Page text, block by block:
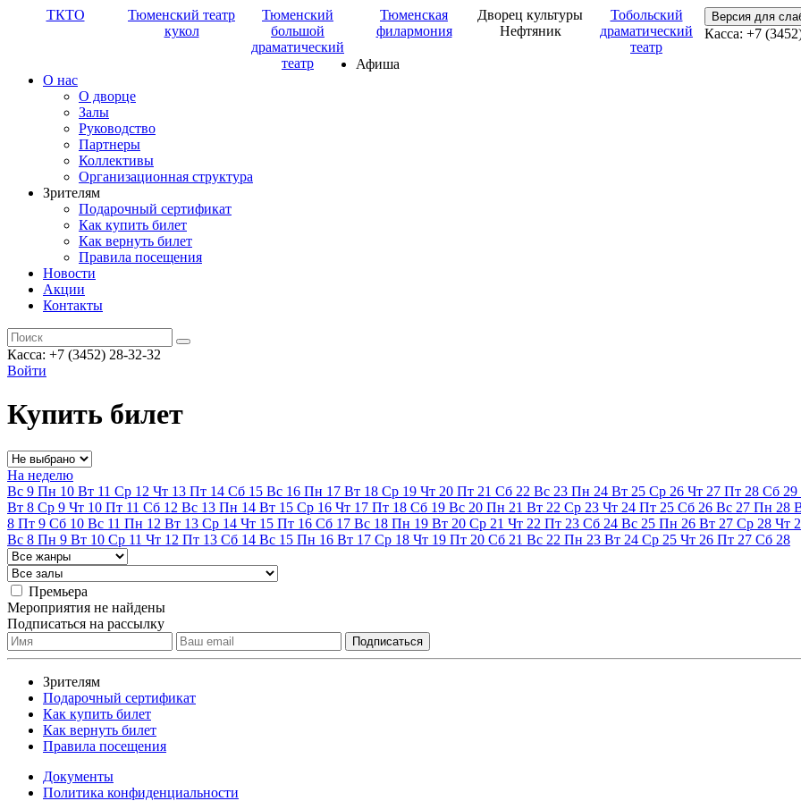
ТКТО
Тюменский театр
кукол
Тюменский
большой
драматический
театр
Тюменская
филармония
Дворец культуры
Нефтяник
Тобольский
драматический
театр
Версия для
Касса: +7
Афиша
О нас
О дворце
Залы
Руководство
Партнеры
Коллективы
Организационная структура
Зрителям
Подарочный сертификат
Как купить билет
Как вернуть билет
Правила посещения
Новости
Акции
Контакты
Касса: +7 (3452) 28-32-32
Войти
Купить билет
На неделю
Вс 9 Пн 10 Вт 11 Ср 12 Чт 13 Пт 14 Сб 15 Вс 16 Пн 17 Вт 18 Ср 19 Чт 20 Пт 21 Сб 22 Вс 23 Пн 24 Вт 25 Ср 26 Чт 27 Пт 28 Сб 29
Вт 8 Ср 9 Чт 10 Пт 11 Сб 12 Вс 13 Пн 14 Вт 15 Ср 16 Чт 17 Пт 18 Сб 19 Вс 20 Пн 21 Вт 22 Ср 23 Чт 24 Пт 25 Сб 26 Вс 27 Пн 28
8 Пт 9 Сб 10 Вс 11 Пн 12 Вт 13 Ср 14 Чт 15 Пт 16 Сб 17 Вс 18 Пн 19 Вт 20 Ср 21 Чт 22 Пт 23 Сб 24 Вс 25 Пн 26 Вт 27 Ср 28 Чт
Вс 8 Пн 9 Вт 10 Ср 11 Чт 12 Пт 13 Сб 14 Вс 15 Пн 16 Вт 17 Ср 18 Чт 19 Пт 20 Сб 21 Вс 22 Пн 23 Вт 24 Ср 25 Чт 26 Пт 27 Сб 28
Премьера
Мероприятия не найдены
Подписаться на рассылку
Зрителям
Подарочный сертификат
Как купить билет
Как вернуть билет
Правила посещения
Документы
Политика конфиденциальности